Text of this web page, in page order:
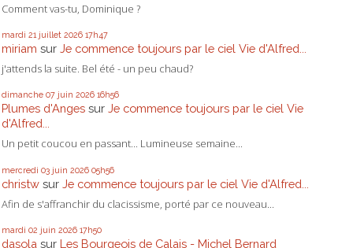
Comment vas-tu, Dominique ?
mardi 21 juillet 2026 17h47
miriam sur Je commence toujours par le ciel Vie d'Alfred...
j'attends la suite. Bel été - un peu chaud?
dimanche 07 juin 2026 16h56
Plumes d'Anges sur Je commence toujours par le ciel Vie
d'Alfred...
Un petit coucou en passant... Lumineuse semaine...
mercredi 03 juin 2026 05h56
christw sur Je commence toujours par le ciel Vie d'Alfred...
Afin de s'affranchir du clacissisme, porté par ce nouveau...
mardi 02 juin 2026 17h50
dasola sur Les Bourgeois de Calais - Michel Bernard